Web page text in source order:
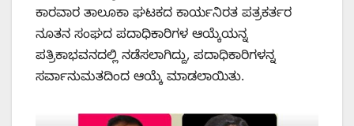
ಕಾರವಾರ ತಾಲೂಕಾ ಘಟಕದ ಕಾರ್ಯನಿರತ ಪತ್ರಕರ್ತರ
ನೂತನ ಸಂಘದ ಪದಾಧಿಕಾರಿಗಳ ಆಯ್ಕೆಯನ್ನ‌
ಪತ್ರಿಕಾಭವನದಲ್ಲಿ ನಡೆಸಲಾಗಿದ್ದು, ಪದಾಧಿಕಾರಿಗಳನ್ನ
ಸರ್ವಾನುಮತದಿಂದ ಆಯ್ಕೆ ಮಾಡಲಾಯಿತು.